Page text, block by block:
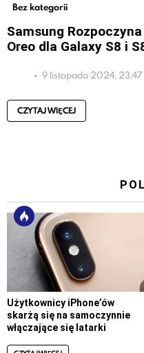
Bez kategorii
Samsung
Oreo dla Galaxy S8 i
9 listopada 2024, 23:47
CZYTAJ WIĘCEJ
Użytkownicy iPhone’ów
skarżą się na samoczynnie
włączające się latarki